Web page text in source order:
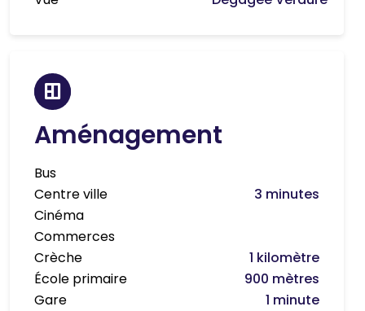
Aménagement
Bus
Centre ville
3 minutes
Cinéma
Commerces
Crèche
1 kilomètre
École primaire
900 mètres
Gare
1 minute